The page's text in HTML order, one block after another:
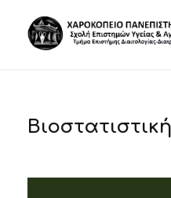
Βιοστατιστική